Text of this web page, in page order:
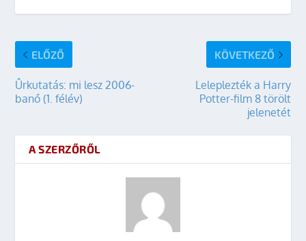
ELŐZŐ
Ûrkutatás: mi lesz 2006-
banő (1. félév)
KÖVETKEZŐ
Leleplezték a Harry
Potter-film 8 törölt
jelenetét
A SZERZŐRŐL